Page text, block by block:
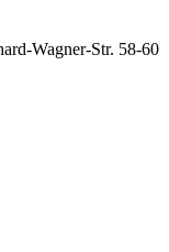
Wagner-Str. 58-60